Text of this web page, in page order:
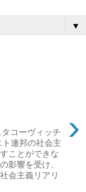
▼
›
コーヴィッチ
連邦の社会主
ことができな
影響を受け、
会主義リアリ